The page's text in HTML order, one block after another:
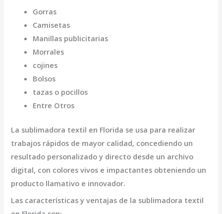
Gorras
Camisetas
Manillas publicitarias
Morrales
cojines
Bolsos
tazas o pocillos
Entre Otros
La sublimadora textil en Florida se usa para realizar
trabajos rápidos de mayor calidad, concediendo un
resultado personalizado y directo desde un archivo
digital, con colores vivos e impactantes obteniendo un
producto llamativo e innovador.
Las características y ventajas de la sublimadora textil